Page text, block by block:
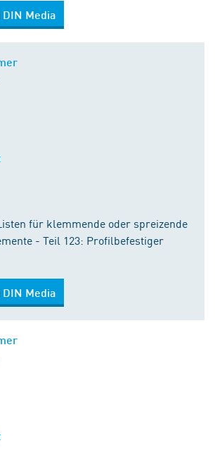
Media
für klemmende oder spreizende
- Teil 123: Profilbefestiger
Media